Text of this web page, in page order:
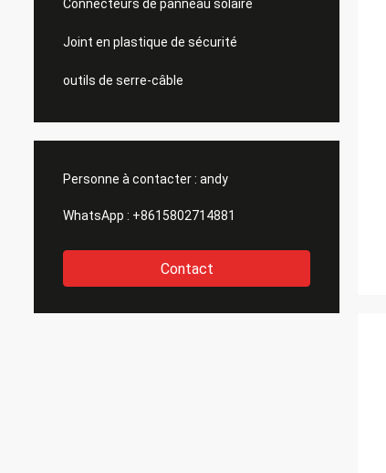
Connecteurs de panneau solaire
Joint en plastique de sécurité
outils de serre-câble
Personne à contacter : andy
WhatsApp : +8615802714881
Contact